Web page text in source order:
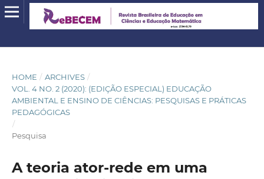
HOME / ARCHIVES /
VOL. 4 NO. 2 (2020): (EDIÇÃO ESPECIAL) EDUCAÇÃO
AMBIENTAL E ENSINO DE CIÊNCIAS: PESQUISAS E PRÁTICAS
PEDAGÓGICAS
/
Pesquisa
A teoria ator-rede em uma